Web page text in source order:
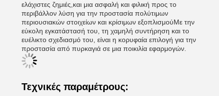
ελάχιστες ζημιές,και μια ασφαλή και φιλική προς το
περιβάλλον λύση για την προστασία πολύτιμων
περιουσιακών στοιχείων και κρίσιμων εξοπλισμούΜε την
εύκολη εγκατάστασή του, τη χαμηλή συντήρηση και το
ευέλικτο σχεδιασμό του, είναι η κορυφαία επιλογή για την
προστασία από πυρκαγιά σε μια ποικιλία εφαρμογών.
Τεχνικές παραμέτρους: